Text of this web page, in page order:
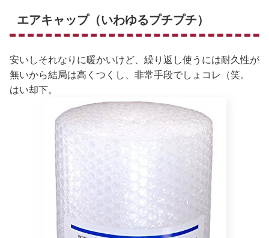
エアキャップ（いわゆるプチプチ）
安いしそれなりに暖かいけど、繰り返し使うには耐久性が
無いから結局は高くつくし、非常手段でしょコレ（笑。
はい却下。